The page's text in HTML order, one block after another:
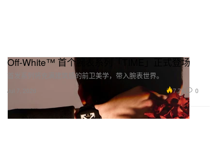
Off-White™ 首个腕表系列「TIME」正式登场
首发系列将充满建筑感的前卫美学，带入腕表世界。
Jul 7, 2026 7.7K 0